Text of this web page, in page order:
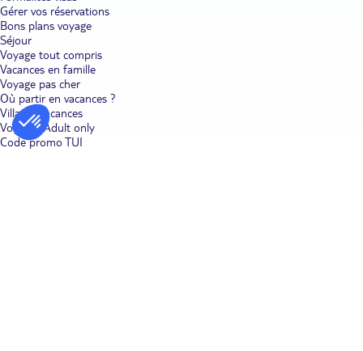
Gérer vos réservations
Bons plans voyage
Séjour
Voyage tout compris
Vacances en famille
Voyage pas cher
Où partir en vacances ?
Villages vacances
Voyages Adult only
Code promo TUI